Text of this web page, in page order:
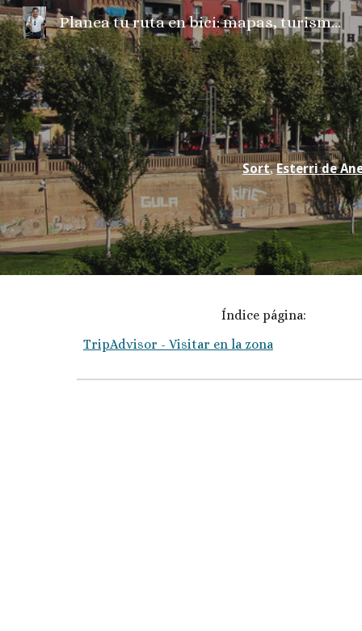
Planea tu ruta en bici: mapas, turismo, fotos, camper, el tiempo...
Sort,Esterri de
Índice página:
TripAdvisor - Visitar en la zona